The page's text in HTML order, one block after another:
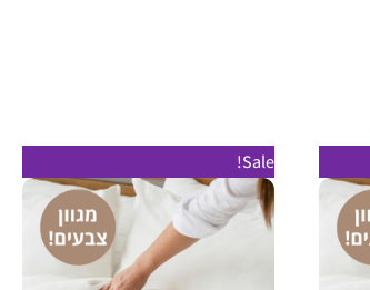
Sale!
זה
יש
מספר